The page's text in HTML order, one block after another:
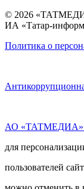
© 2026
ИА «Татар-
Политика о
АО «ТАТМЕДИА»
для
пользователей